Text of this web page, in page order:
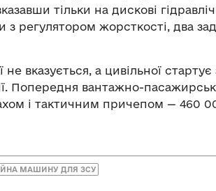
тільки на дискові
з регулятором жорсткості, два
не вказується, а цивільної
Попередня вантажно-
і тактичним причепом — 460
МАШИНУ ДЛЯ ЗСУ